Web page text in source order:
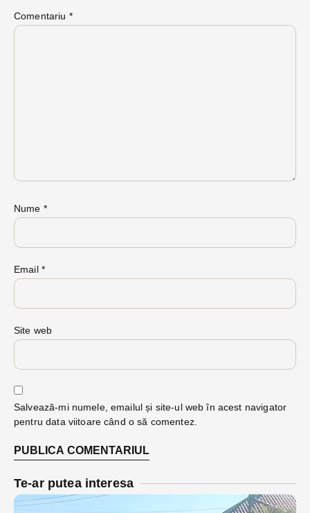
Comentariu *
Nume *
Email *
Site web
Salvează-mi numele, emailul și site-ul web în acest navigator
pentru data viitoare când o să comentez.
Te-ar putea interesa